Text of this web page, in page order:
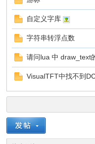
自定义字库
字符串转浮点数
请问lua 中 draw_text
VisualTFT中找不到